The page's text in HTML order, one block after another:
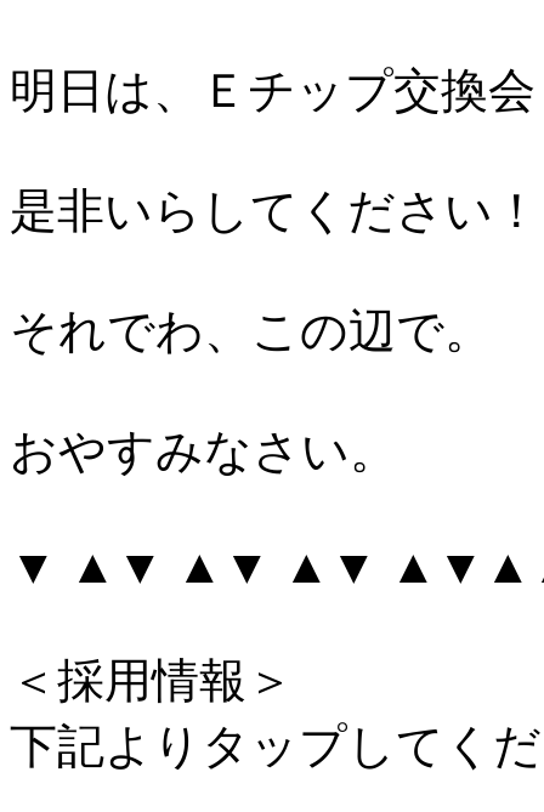
明日は、Ｅチップ交換
是非いらしてください
それでわ、この辺で。
おやすみなさい。
▼ ▲▼ ▲▼ ▲▼
＜採用情報＞
下記よりタップしてく